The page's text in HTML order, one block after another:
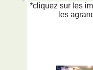
*cliquez sur les
les